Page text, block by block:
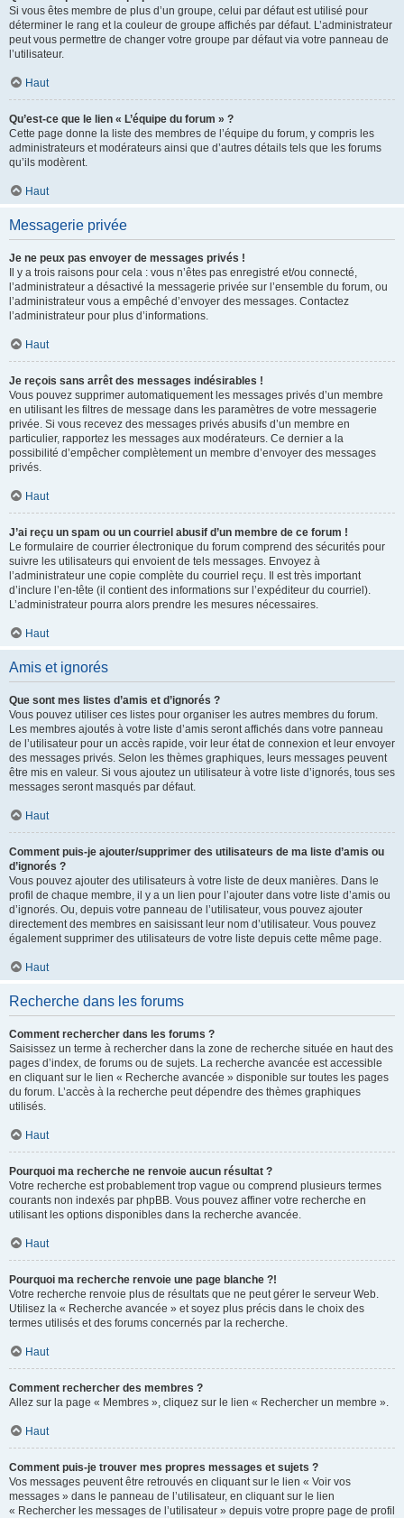
Si vous êtes membre de plus d’un groupe, celui par défaut est utilisé pour
déterminer le rang et la couleur de groupe affichés par défaut. L’administrateur
peut vous permettre de changer votre groupe par défaut via votre panneau de
l’utilisateur.
Haut
Qu’est-ce que le lien « L’équipe du forum » ?
Cette page donne la liste des membres de l’équipe du forum, y compris les
administrateurs et modérateurs ainsi que d’autres détails tels que les forums
qu’ils modèrent.
Haut
Messagerie privée
Je ne peux pas envoyer de messages privés !
Il y a trois raisons pour cela : vous n’êtes pas enregistré et/ou connecté,
l’administrateur a désactivé la messagerie privée sur l’ensemble du forum, ou
l’administrateur vous a empêché d’envoyer des messages. Contactez
l’administrateur pour plus d’informations.
Haut
Je reçois sans arrêt des messages indésirables !
Vous pouvez supprimer automatiquement les messages privés d’un membre
en utilisant les filtres de message dans les paramètres de votre messagerie
privée. Si vous recevez des messages privés abusifs d’un membre en
particulier, rapportez les messages aux modérateurs. Ce dernier a la
possibilité d’empêcher complètement un membre d’envoyer des messages
privés.
Haut
J’ai reçu un spam ou un courriel abusif d’un membre de ce forum !
Le formulaire de courrier électronique du forum comprend des sécurités pour
suivre les utilisateurs qui envoient de tels messages. Envoyez à
l’administrateur une copie complète du courriel reçu. Il est très important
d’inclure l’en-tête (il contient des informations sur l’expéditeur du courriel).
L’administrateur pourra alors prendre les mesures nécessaires.
Haut
Amis et ignorés
Que sont mes listes d’amis et d’ignorés ?
Vous pouvez utiliser ces listes pour organiser les autres membres du forum.
Les membres ajoutés à votre liste d’amis seront affichés dans votre panneau
de l’utilisateur pour un accès rapide, voir leur état de connexion et leur envoyer
des messages privés. Selon les thèmes graphiques, leurs messages peuvent
être mis en valeur. Si vous ajoutez un utilisateur à votre liste d’ignorés, tous ses
messages seront masqués par défaut.
Haut
Comment puis-je ajouter/supprimer des utilisateurs de ma liste d’amis ou
d’ignorés ?
Vous pouvez ajouter des utilisateurs à votre liste de deux manières. Dans le
profil de chaque membre, il y a un lien pour l’ajouter dans votre liste d’amis ou
d’ignorés. Ou, depuis votre panneau de l’utilisateur, vous pouvez ajouter
directement des membres en saisissant leur nom d’utilisateur. Vous pouvez
également supprimer des utilisateurs de votre liste depuis cette même page.
Haut
Recherche dans les forums
Comment rechercher dans les forums ?
Saisissez un terme à rechercher dans la zone de recherche située en haut des
pages d’index, de forums ou de sujets. La recherche avancée est accessible
en cliquant sur le lien « Recherche avancée » disponible sur toutes les pages
du forum. L’accès à la recherche peut dépendre des thèmes graphiques
utilisés.
Haut
Pourquoi ma recherche ne renvoie aucun résultat ?
Votre recherche est probablement trop vague ou comprend plusieurs termes
courants non indexés par phpBB. Vous pouvez affiner votre recherche en
utilisant les options disponibles dans la recherche avancée.
Haut
Pourquoi ma recherche renvoie une page blanche ?!
Votre recherche renvoie plus de résultats que ne peut gérer le serveur Web.
Utilisez la « Recherche avancée » et soyez plus précis dans le choix des
termes utilisés et des forums concernés par la recherche.
Haut
Comment rechercher des membres ?
Allez sur la page « Membres », cliquez sur le lien « Rechercher un membre ».
Haut
Comment puis-je trouver mes propres messages et sujets ?
Vos messages peuvent être retrouvés en cliquant sur le lien « Voir vos
messages » dans le panneau de l’utilisateur, en cliquant sur le lien
« Rechercher les messages de l’utilisateur » depuis votre propre page de profil